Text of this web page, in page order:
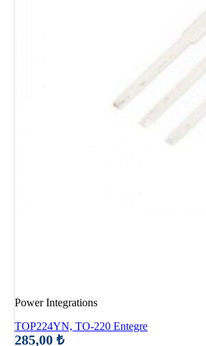
Power Integrations
TOP224YN, TO-220 Entegre
285,00 ₺